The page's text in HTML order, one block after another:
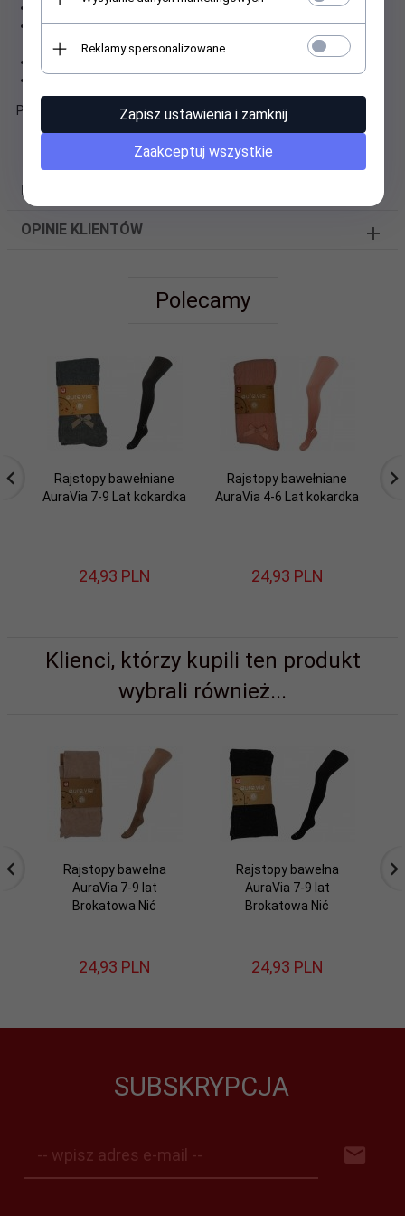
Kupujesz to co widzisz.
Wysokiej jakości, wykonane z 90% bawełny,5% poliamid, 5%
elastan
Polecam
DANE TECHNICZNE
OPINIE KLIENTÓW
Polecamy
Rajstopy bawełniane
AuraVia 7-9 Lat kokardka
24,93 PLN
Rajstopy bawełniane
AuraVia 4-6 Lat kokardka
24,93 PLN
Klienci, którzy kupili ten produkt
wybrali również...
Rajstopy bawełna
AuraVia 7-9 lat
Brokatowa Nić
24,93 PLN
Rajstopy bawełna
AuraVia 7-9 lat
Brokatowa Nić
24,93 PLN
SUBSKRYPCJA
-- wpisz adres e-mail --
Reklamy spersonalizowane
Zapisz ustawienia i zamknij
Zaakceptuj wszystkie